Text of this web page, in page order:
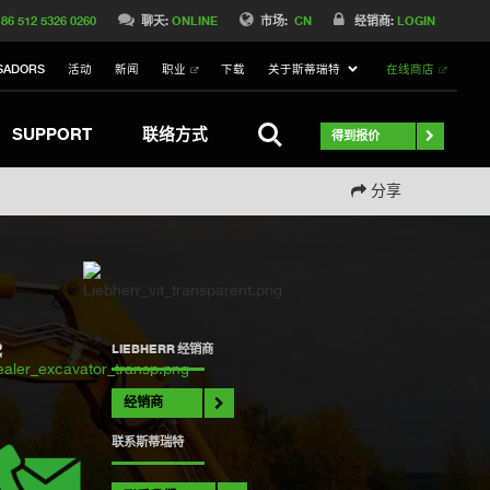
市场: CN 经销商: LOGIN
512 5326 0260 聊天:ONLINE
活动 新闻 职业 下载 关于斯蒂瑞特 在线商店
SUPPORT 联络方式 得到报价
Switch to Belgique
Switch to Norway
Switch to Italy
分享
LIEBHERR 经销商
经销商
联系斯蒂瑞特